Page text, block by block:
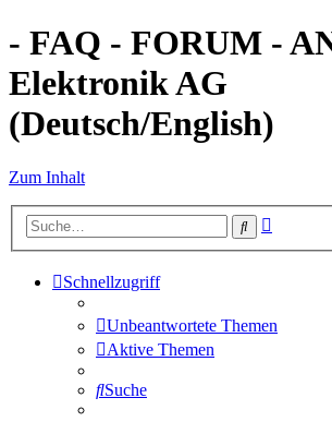
- FAQ - FORUM -
Elektronik AG
(Deutsch/English)
Zum Inhalt
Suche
Schnellzugriff
Unbeantwortete Themen
Aktive Themen
Suche